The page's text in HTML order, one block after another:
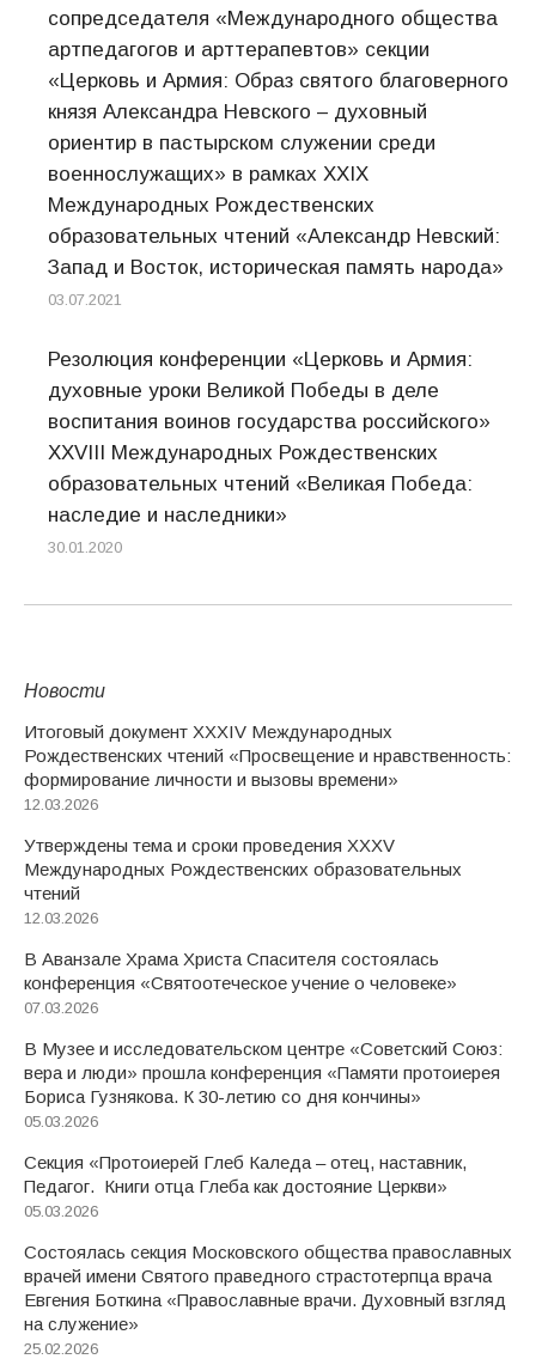
сопредседателя «Международного общества
артпедагогов и арттерапевтов» секции
«Церковь и Армия: Образ святого благоверного
князя Александра Невского – духовный
ориентир в пастырском служении среди
военнослужащих» в рамках ХХIХ
Международных Рождественских
образовательных чтений «Александр Невский:
Запад и Восток, историческая память народа»
03.07.2021
Резолюция конференции «Церковь и Армия:
духовные уроки Великой Победы в деле
воспитания воинов государства российского»
XXVIII Международных Рождественских
образовательных чтений «Великая Победа:
наследие и наследники»
30.01.2020
Новости
Итоговый документ XXХIV Международных
Рождественских чтений «Просвещение и нравственность:
формирование личности и вызовы времени»
12.03.2026
Утверждены тема и сроки проведения XXXV
Международных Рождественских образовательных
чтений
12.03.2026
В Аванзале Храма Христа Спасителя состоялась
конференция «Святоотеческое учение о человеке»
07.03.2026
В Музее и исследовательском центре «Советский Союз:
вера и люди» прошла конференция «Памяти протоиерея
Бориса Гузнякова. К 30-летию со дня кончины»
05.03.2026
Секция «Протоиерей Глеб Каледа – отец, наставник,
Педагог. Книги отца Глеба как достояние Церкви»
05.03.2026
Состоялась секция Московского общества православных
врачей имени Святого праведного страстотерпца врача
Евгения Боткина «Православные врачи. Духовный взгляд
на служение»
25.02.2026